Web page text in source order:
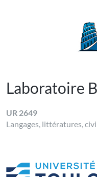
Laboratoire
UR 2649
Langages, littératures,